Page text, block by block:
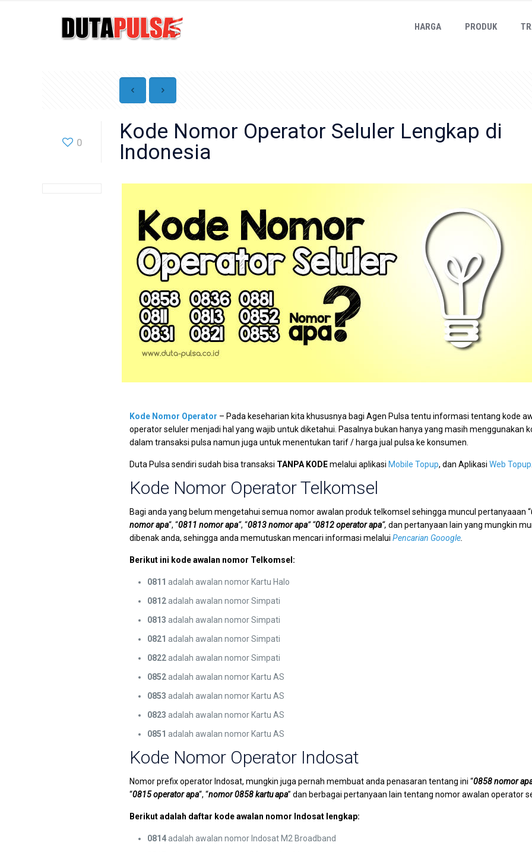
HARGA PRODUK
0
Kode Nomor Operator Seluler Lengkap di
Indonesia
Kode Nomor Operator – Pada keseharian kita khususnya bagi Agen Pulsa tentu informasi tentang kode
operator seluler menjadi hal yang wajib untuk diketahui. Pasalnya bukan hanya yang masih menggunakan
dalam transaksi pulsa namun juga untuk menentukan tarif / harga jual pulsa ke konsumen.
Duta Pulsa sendiri sudah bisa transaksi TANPA KODEmelalui aplikasi Mobile Topup, dan AplikasiWeb Topup
Kode Nomor Operator Telkomsel
Bagi anda yang belum mengetahui semua nomor awalan produk telkomsel sehingga muncul pertanyaaan “
nomor apa“, “0811 nomor apa“, “0813 nomor apa” “0812 operator apa“,dan pertanyaan lain yang mungkin
dibenak anda, sehingga anda memutuskan mencari informasi melaluiPencarian Gooogle
Berikut ini kode awalan nomor Telkomsel:
0811 adalah awalan nomor Kartu Halo
0812 adalah awalan nomor Simpati
0813 adalah awalan nomor Simpati
0821 adalah awalan nomor Simpati
0822 adalah awalan nomor Simpati
0852 adalah awalan nomor Kartu AS
0853 adalah awalan nomor Kartu AS
0823 adalah awalan nomor Kartu AS
0851 adalah awalan nomor Kartu AS
Kode Nomor Operator Indosat
Nomor prefix operator Indosat, mungkin juga pernah membuat anda penasaran tentang ini “0858 nomor
“0815 operator apa“, “nomor 0858 kartu apa” dan berbagai pertanyaan lain tentang nomor awalan operator
Berikut adalah daftar kode awalan nomor Indosat lengkap:
0814 adalah awalan nomor Indosat M2 Broadband